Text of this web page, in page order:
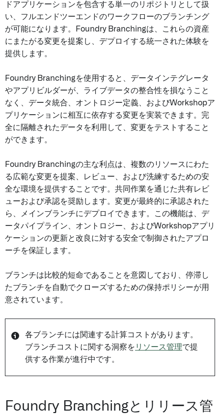
ドアプリケーションを包含する単一のリポジトリとして扱
い、フルエンドツーエンドのワークフローのブランチング
が可能になります。Foundry Branchingは、これらの資産
にまたがる変更を提案し、デプロイする統一された体験を
提供します。
Foundry Branchingを使用すると、データインテグレータ
やアプリビルダーが、ライブデータの整合性を損なうこと
なく、データ統合、オントロジー定義、およびWorkshopア
プリケーションに相互に依存する変更を実装できます。完
全に隔離されたデータを利用して、変更をテストすること
ができます。
Foundry Branchingの主な利点は、複数のリソースにわた
る広範な変更を提案、レビュー、および洗練するための安
全な環境を提供することです。共同作業を通じた共有レビ
ューおよび承認を奨励します。変更が最終的に承認された
ら、メインブランチにデプロイできます。この機能は、デ
ータパイプライン、オントロジー、およびWorkshopアプリ
ケーションの更新と改良に対する安全で制御されたアプロ
ーチを保証します。
ブランチは比較的短命であることを意図しており、停滞し
たブランチを自動でクローズするための保持ポリシーが用
意されています。
各ブランチには関連する計算コストがあります。
ブランチコストに関する洞察を リソース管理で提
供する作業が進行中です。
Foundry Branchingとリリース管